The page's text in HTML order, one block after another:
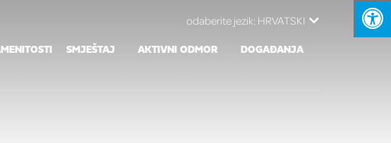
SMJEŠTAJ AKTIVNI ODMOR DOGAĐANJA
odaberite jezik:HRVATSKI